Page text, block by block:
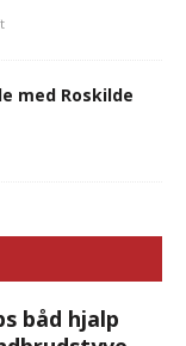
med Roskilde
båd hjalp